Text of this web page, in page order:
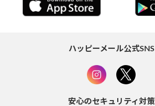
ハッピーメール公式SNS
安心のセキュリティ対策